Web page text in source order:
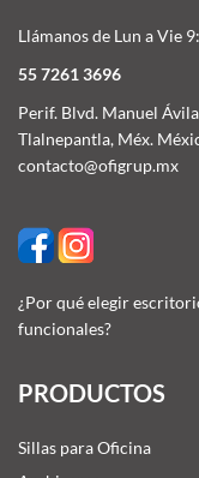
Llámanos de Lun a Vie
55 7261 3696
Perif. Blvd. Manuel
Tlalnepantla, Méx.
contacto@ofigrup.mx
¿Por qué elegir
funcionales?
PRODUCTOS
Sillas para Oficina